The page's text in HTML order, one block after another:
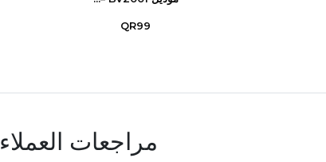
QR99
مراجعات العملاء